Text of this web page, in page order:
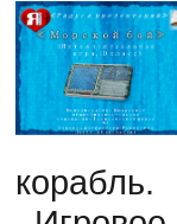
корабль.